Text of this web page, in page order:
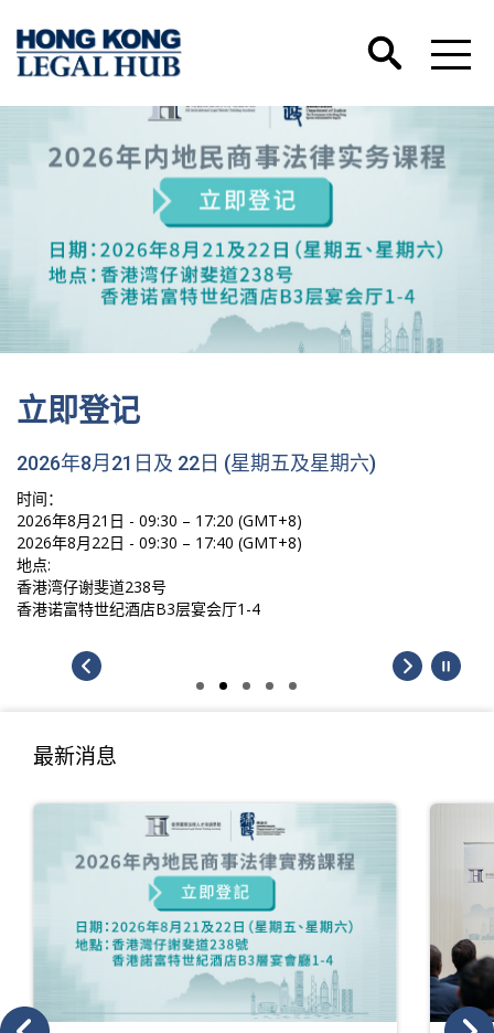
立即登记
2026年8月21日及 22日 (星期五及星期六)
时间：
2026年8月21日 - 09:30 – 17:20 (GMT+8)
2026年8月22日 - 09:30 – 17:40 (GMT+8)
地点:
香港湾仔谢斐道238号
香港诺富特世纪酒店B3层宴会厅1-4
最新消息